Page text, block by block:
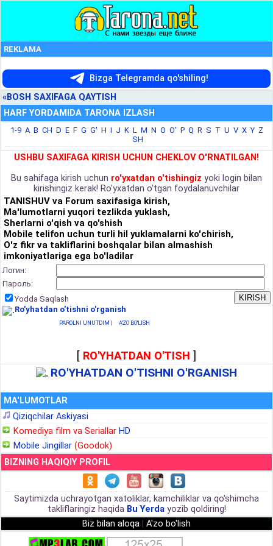
REKLAMA
Bizga Telegramda qo'shiling!
«BOSH SAXIFAGA QAYTISH
HARF YORDAMIDA TARONA IZLASH
1-9 A B CH D E F G G' H I J K L M N O O' P Q R S T U V X Y Z
SH
USHBU SAXIFAGA KIRISH UCHUN CHEKLOV O'RNATILGAN!
Bu sahifaga kirish uchun ro'yxatdan o'tishingiz yoki login bilan
kirishingiz kerak! Ro'yxatdan o'tgan foydalanuvchilar
TANISHUV va Forum saxifasiga kirish,
Ma'lumotlarni yuqori tezlikda yuklash,
Sherlarni o'qish va qo'shish
Mobile telifon uchun turli hil yuklamalarni ko'chirish,
O'z fikr va takliflarini boshqalar bilan almashish
imkoniyatlariga ega bo'ladilar
Логин:
Пароль:
Yodda Saqlash
Ro'yhatdan o'tishni o'rganish
PAROLNI UNUTDIM | A'ZO BO'LISH
[ RO'YHATDAN O'TISH ]
RO'YHATDAN O'TISHNI O'RGANISH
MA'LUMOTLAR
Qiziqchilar Askiyasi
Komediya film va Seriallar HD
Mobile Jingillar (Goodok)
BIZNING HAQIQIY PROFIL
Saytimizda uchrayotgan xatoliklar, kamchiliklar va qo'shimcha
takliflaringiz haqida Bu Yerdayozib qoldiring!
Biz bilan aloqa
A'zo bo'lish